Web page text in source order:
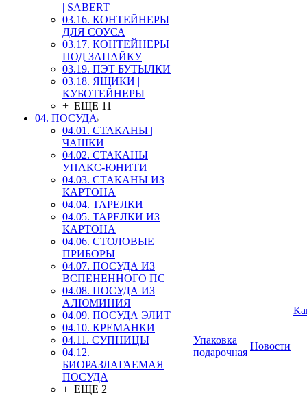
| SABERT
03.16. КОНТЕЙНЕРЫ
ДЛЯ СОУСА
03.17. КОНТЕЙНЕРЫ
ПОД ЗАПАЙКУ
03.19. ПЭТ БУТЫЛКИ
03.18. ЯЩИКИ |
КУБОТЕЙНЕРЫ
+ ЕЩЕ 11
04. ПОСУДА
04.01. СТАКАНЫ |
ЧАШКИ
04.02. СТАКАНЫ
УПАКС-ЮНИТИ
04.03. СТАКАНЫ ИЗ
КАРТОНА
04.04. ТАРЕЛКИ
04.05. ТАРЕЛКИ ИЗ
КАРТОНА
04.06. СТОЛОВЫЕ
ПРИБОРЫ
04.07. ПОСУДА ИЗ
ВСПЕНЕННОГО ПС
04.08. ПОСУДА ИЗ
АЛЮМИНИЯ
04.09. ПОСУДА ЭЛИТ
04.10. КРЕМАНКИ
04.11. СУПНИЦЫ
04.12.
БИОРАЗЛАГАЕМАЯ
ПОСУДА
+ ЕЩЕ 2
Упаковка
подарочная
Новости